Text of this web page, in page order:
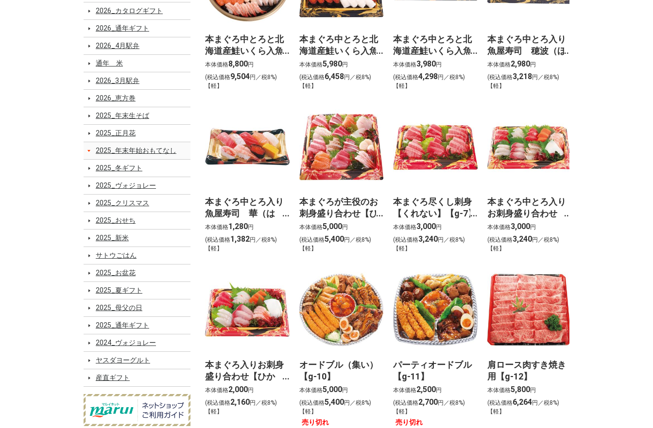
2026_カタログギフト
2026_通年ギフト
2026_4月駅弁
通年 米
2026_3月駅弁
2026_恵方巻
2025_年末生そば
2025_正月花
2025_年末年始おもてなし
2025_冬ギフト
2025_ヴォジョレー
2025_クリスマス
2025_おせち
2025_新米
サトウごはん
2025_お盆花
2025_夏ギフト
2025_母父の日
2025_通年ギフト
2024_ヴォジョレー
ヤスダヨーグルト
産直ギフト
本まぐろ中とろと北
海道産鮭いくら入魚
屋寿司 寿（ことぶ
き）わさび抜き【g-
1】
本体価格8,800円
(税込価格9,504円／税8%)
【軽】
本まぐろ中とろと北
海道産鮭いくら入魚
屋寿司 八重桜（や
えさくら）わさび抜
き【g-2】
本体価格5,980円
(税込価格6,458円／税8%)
【軽】
本まぐろ中とろと北
海道産鮭いくら入魚
屋寿司 瑞穂（みず
ほ）わさび抜き【g-
3】
本体価格3,980円
(税込価格4,298円／税8%)
【軽】
本まぐろ中とろ入り
魚屋寿司 穂波（ほ
なみ）わさび抜き
【g-4】
本体価格2,980円
(税込価格3,218円／税8%)
【軽】
本まぐろ中とろ入り
魚屋寿司 華（は
な）わさび抜き【g-
5】
本体価格1,280円
(税込価格1,382円／税8%)
【軽】
本まぐろが主役のお
刺身盛り合わせ【ひ
ので】【g-6】
本体価格5,000円
(税込価格5,400円／税8%)
【軽】
本まぐろ尽くし刺身
【くれない】【g-7】
本体価格3,000円
(税込価格3,240円／税8%)
【軽】
本まぐろ中とろ入り
お刺身盛り合わせ
【かがやき】【g-8】
本体価格3,000円
(税込価格3,240円／税8%)
【軽】
本まぐろ入りお刺身
盛り合わせ【ひか
り】【g-9】
本体価格2,000円
(税込価格2,160円／税8%)
【軽】
オードブル（集い）
【g-10】
本体価格5,000円
(税込価格5,400円／税8%)
【軽】
売り切れ
パーティオードブル
【g-11】
本体価格2,500円
(税込価格2,700円／税8%)
【軽】
売り切れ
肩ロース肉すき焼き
用【g-12】
本体価格5,800円
(税込価格6,264円／税8%)
【軽】